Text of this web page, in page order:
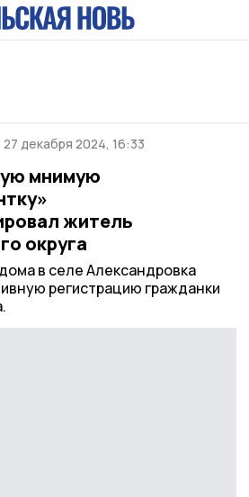
27 декабря 2024, 16:33
мнимую
житель
округа
в селе Александровка
регистрацию гражданки